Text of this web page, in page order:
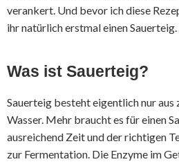
verankert. Und bevor ich diese
ihr natürlich erstmal einen
Was ist Sauerteig?
Sauerteig besteht eigentlich nur
Wasser. Mehr braucht es für einen
ausreichend Zeit und der richtigen
zur Fermentation. Die Enzyme im